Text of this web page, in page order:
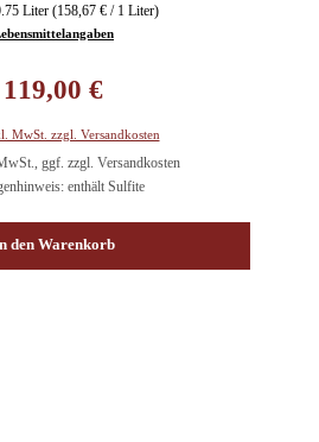
Liter (158,67 € / 1 Liter)
119,00 €
MwSt. zzgl. Versandkosten
ggf. zzgl. Versandkosten
enthält Sulfite
den Warenkorb